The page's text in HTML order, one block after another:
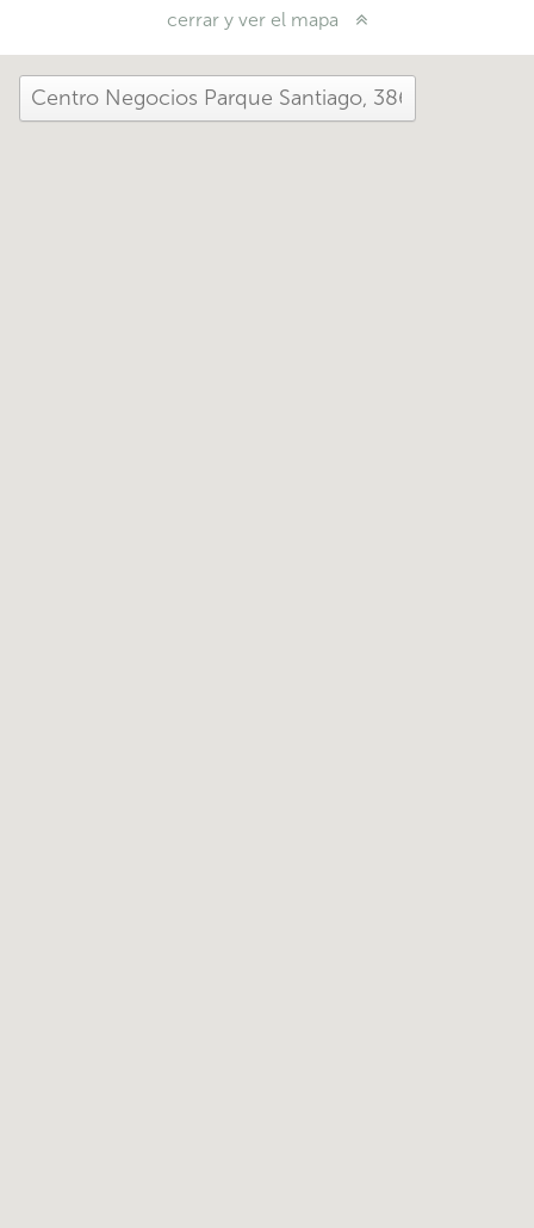
cerrar y ver el mapa